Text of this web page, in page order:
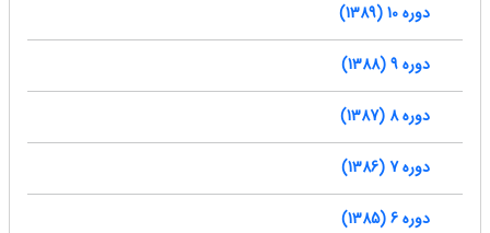
دوره 10 (1389)
دوره 9 (1388)
دوره 8 (1387)
دوره 7 (1386)
دوره 6 (1385)